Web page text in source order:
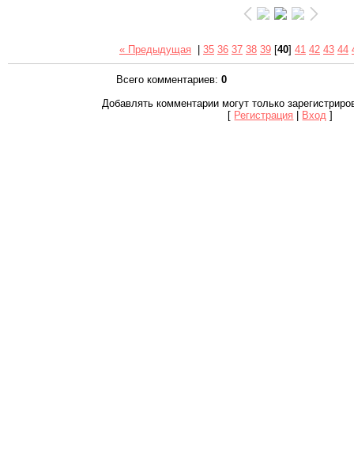
« Предыдущая 35 36 37 38 39 [40] 41 42 43 44
Всего комментариев: 0
Добавлять комментарии могут только
[ Регистрация | Вход ]